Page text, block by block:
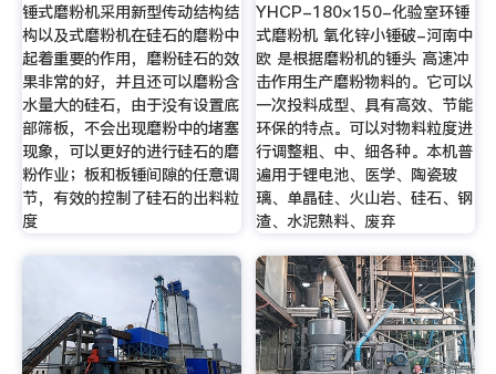
锤式磨粉机采用新型传动结构结
构以及式磨粉机在硅石的磨粉中
起着重要的作用，磨粉硅石的效
果非常的好，并且还可以磨粉含
水量大的硅石，由于没有设置底
部筛板，不会出现磨粉中的堵塞
现象，可以更好的进行硅石的磨
粉作业；板和板锤间隙的任意调
节，有效的控制了硅石的出料粒
度
YHCP-180×150-化验室环锤
式磨粉机 氧化锌小锤破-河南中
欧 是根据磨粉机的锤头 高速冲
击作用生产磨粉物料的。它可以
一次投料成型、具有高效、节能
环保的特点。可以对物料粒度进
行调整粗、中、细各种。本机普
遍用于锂电池、医学、陶瓷玻
璃、单晶硅、火山岩、硅石、钢
渣、水泥熟料、废弃